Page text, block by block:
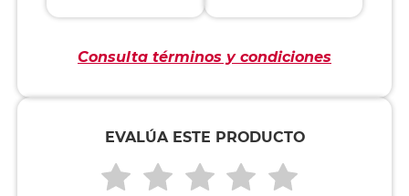
Consulta términos y condiciones
EVALÚA ESTE PRODUCTO